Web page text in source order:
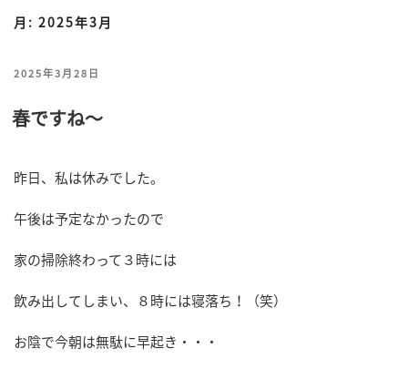
月: 2025年3月
投
日:
2025年3月28日
春ですね～
昨日、私は休みでした。
午後は予定なかったので
家の掃除終わって３時には
飲み出してしまい、８時には寝落ち！（笑）
お陰で今朝は無駄に早起き・・・